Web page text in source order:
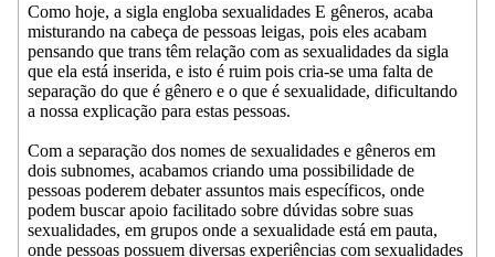
Como hoje, a sigla engloba sexualidades E gêneros, acaba
misturando na cabeça de pessoas leigas, pois eles acabam
pensando que trans têm relação com as sexualidades da sigla
que ela está inserida, e isto é ruim pois cria-se uma falta de
separação do que é gênero e o que é sexualidade, dificultando
a nossa explicação para estas pessoas.
Com a separação dos nomes de sexualidades e gêneros em
dois subnomes, acabamos criando uma possibilidade de
pessoas poderem debater assuntos mais específicos, onde
podem buscar apoio facilitado sobre dúvidas sobre suas
sexualidades, em grupos onde a sexualidade está em pauta,
onde pessoas possuem diversas experiências com sexualidades